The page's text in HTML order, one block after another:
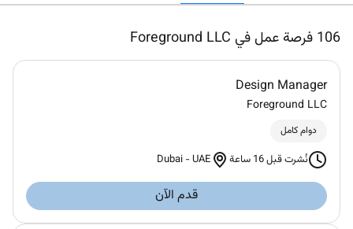
106 فرصة عمل في Foreground LLC
Design Manager
Foreground LLC
دوام كامل
نُشرت قبل 16 ساعة Dubai -UAE
قدم الآن